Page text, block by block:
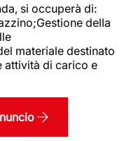
si occuperà di:
della
materiale destinato
attività di carico e